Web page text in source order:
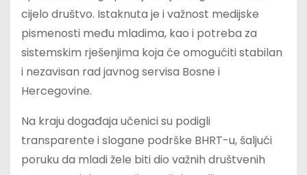
cijelo društvo. Istaknuta je i važnost medijske
pismenosti među mladima, kao i potreba za
sistemskim rješenjima koja će omogućiti stabilan
i nezavisan rad javnog servisa Bosne i
Hercegovine.
Na kraju događaja učenici su podigli
transparente i slogane podrške BHRT-u, šaljući
poruku da mladi žele biti dio važnih društvenih